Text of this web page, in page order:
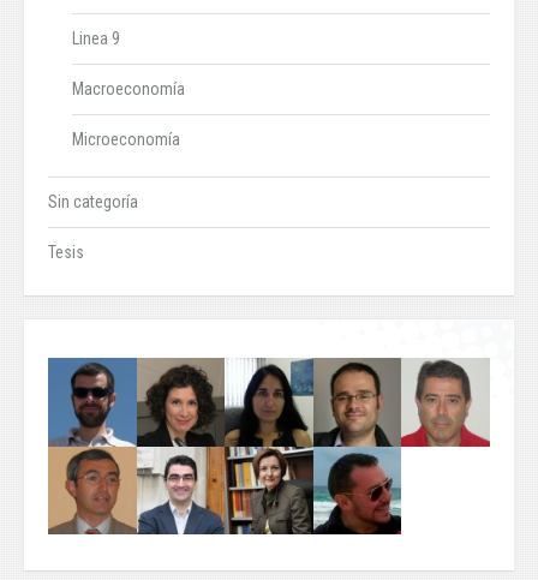
Linea 9
Macroeconomía
Microeconomía
Sin categoría
Tesis